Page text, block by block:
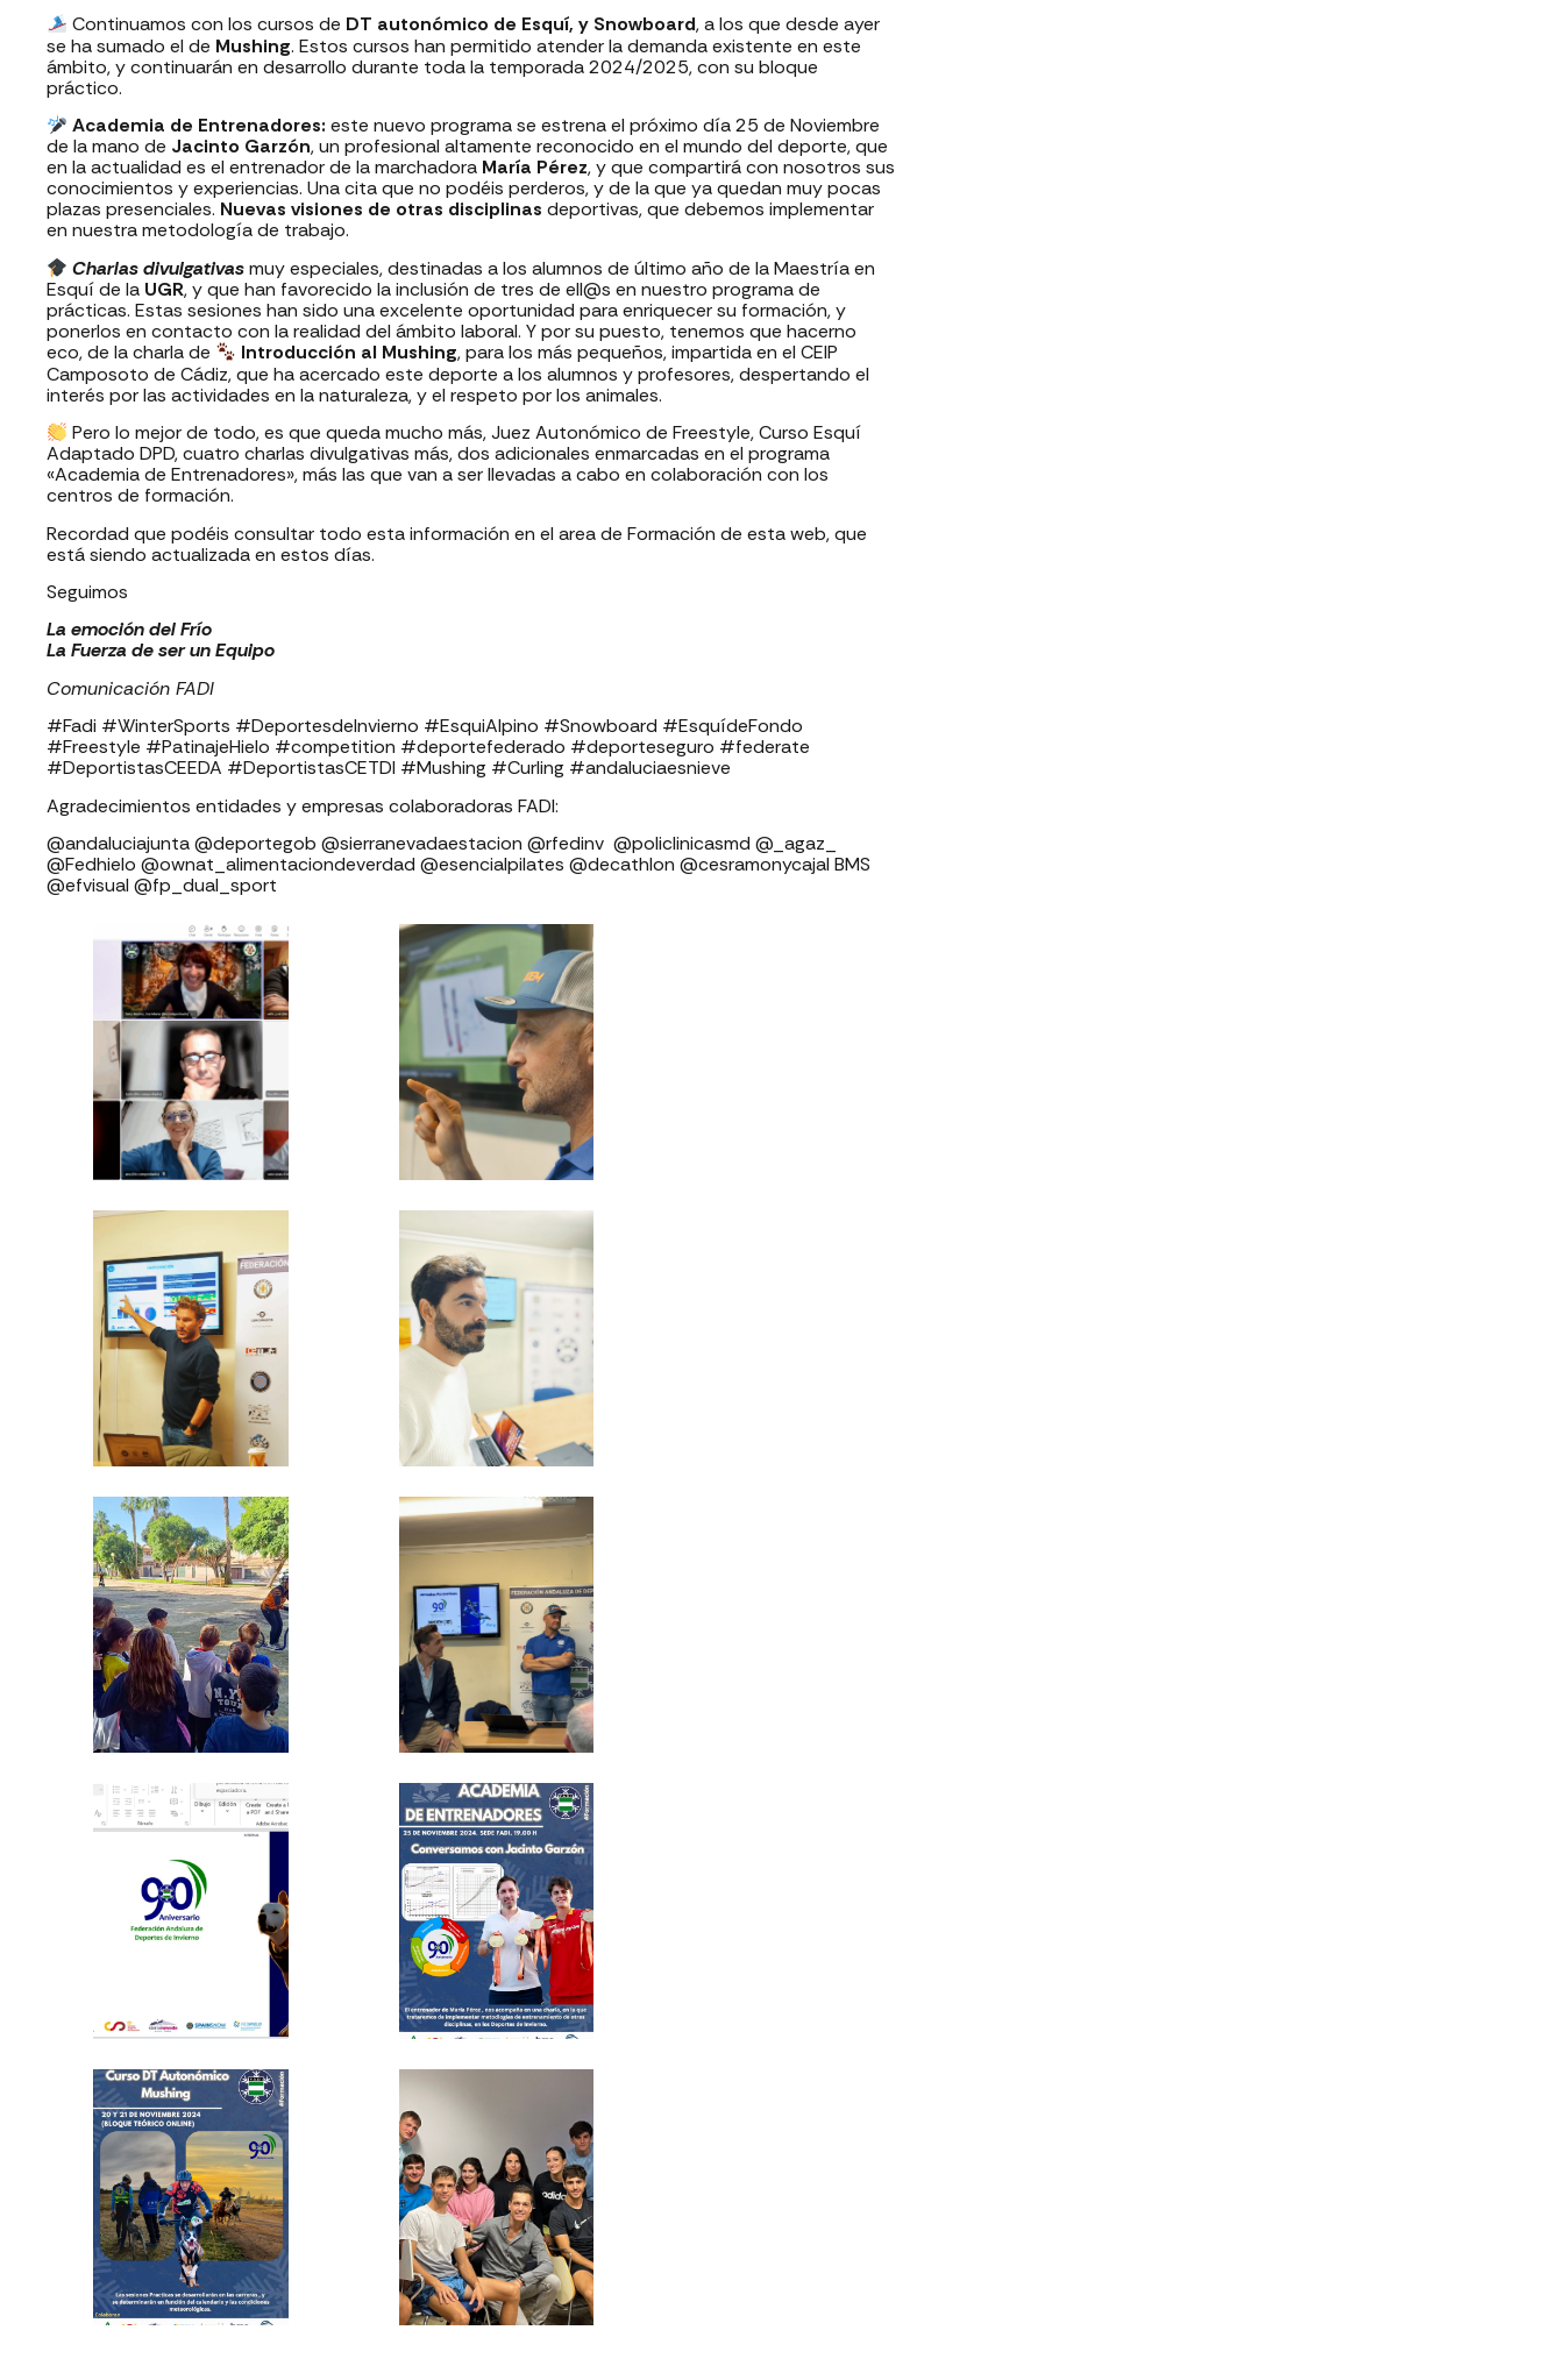
Continuamos con los cursos de DT autonómico de Esquí, y Snowboard, a los que desde ayer
se ha sumado el de Mushing. Estos cursos han permitido atender la demanda existente en este
ámbito, y continuarán en desarrollo durante toda la temporada 2024/2025, con su bloque
práctico.
Academia de Entrenadores: este nuevo programa se estrena el próximo día 25 de Noviembre
de la mano de Jacinto Garzón, un profesional altamente reconocido en el mundo del deporte, que
en la actualidad es el entrenador de la marchadora María Pérez, y que compartirá con nosotros sus
conocimientos y experiencias. Una cita que no podéis perderos, y de la que ya quedan muy pocas
plazas presenciales. Nuevas visiones de otras disciplinas deportivas, que debemos implementar
en nuestra metodología de trabajo.
Charlas divulgativasmuy especiales, destinadas a los alumnos de último año de la Maestría en
Esquí de la UGR, y que han favorecido la inclusión de tres de ell@s en nuestro programa de
prácticas. Estas sesiones han sido una excelente oportunidad para enriquecer su formación, y
ponerlos en contacto con la realidad del ámbito laboral. Y por su puesto, tenemos que hacerno
eco, de la charla de
Introducción al Mushing, para los más pequeños, impartida en el CEIP
Camposoto de Cádiz, que ha acercado este deporte a los alumnos y profesores, despertando el
interés por las actividades en la naturaleza, y el respeto por los animales.
Pero lo mejor de todo, es que queda mucho más, Juez Autonómico de Freestyle, Curso Esquí
Adaptado DPD, cuatro charlas divulgativas más, dos adicionales enmarcadas en el programa
«Academia de Entrenadores», más las que van a ser llevadas a cabo en colaboración con los
centros de formación.
Recordad que podéis consultar todo esta información en el area de Formación de esta web, que
está siendo actualizada en estos días.
Seguimos
La emoción del Frío
La Fuerza de ser un Equipo
Comunicación FADI
#Fadi #WinterSports #DeportesdeInvierno #EsquiAlpino #Snowboard #EsquídeFondo
#Freestyle #PatinajeHielo #competition #deportefederado #deporteseguro #federate
#DeportistasCEEDA #DeportistasCETDI #Mushing #Curling #andaluciaesnieve
Agradecimientos entidades y empresas colaboradoras FADI: ⁣⁣⁣⁣⁣⁣⁣⁣⁣⁣⁣⁣⁣⁣⁣⁣⁣⁣
⁣⁣⁣⁣@andaluciajunta @deportegob ⁣⁣⁣@sierranevadaestacion @rfedinv ⁣⁣⁣⁣⁣⁣⁣⁣⁣⁣⁣⁣⁣⁣⁣⁣⁣ @policlinicasmd @_agaz_
@Fedhielo @ownat_alimentaciondeverdad @esencialpilates @decathlon @cesramonycajal BMS
@efvisual @fp_dual_sport